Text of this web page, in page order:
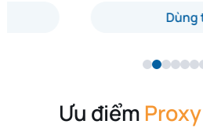
Dùng thử ngay
Ưu điểm